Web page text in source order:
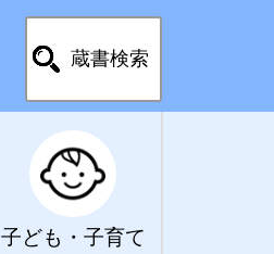
蔵書検索
子ども・子育て